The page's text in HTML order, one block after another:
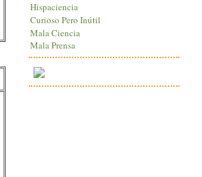
Hispaciencia
Curioso Pero Inútil
Mala Ciencia
Mala Prensa